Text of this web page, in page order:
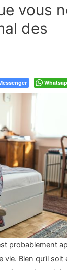
vous
des
probablement
Bien qu’il soit